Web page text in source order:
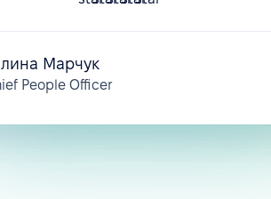
Марчук
People Officer